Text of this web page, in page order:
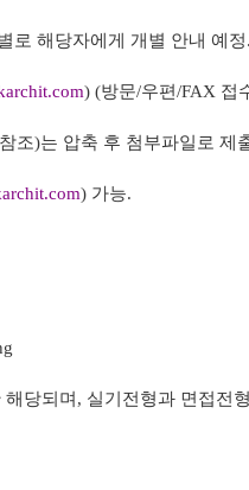
로 해당자에게 개별 안내 예정
) (방문/우편/FAX 접
조)는 압축 후 첨부파일로 제
) 가능.
해당되며 , 실기전형과 면접전